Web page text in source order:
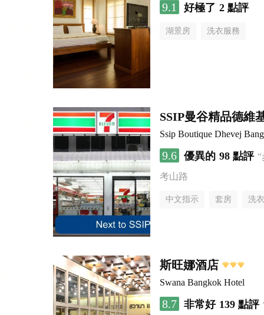
9.1 好極了 2 點評
湖景房 洗衣服務
SSIP曼谷精品德維
Ssip Boutique Dhevej
9.6 優異的 98 點評
考山路
中文指示 套房 洗
斯旺娜酒店
Swana Bangkok Hotel
8.7 非常好 139 點評